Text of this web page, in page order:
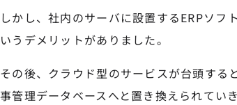
しかし、社内のサーバに設置するERPソフ
いうデメリットがありました。
その後、クラウド型のサービスが台頭する
事管理データベースへと置き換えられていき